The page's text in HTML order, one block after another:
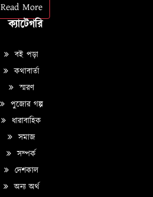
Read More
ক্যাটেগরি
বই পড়া
কথাবার্তা
স্মরণ
পুজোর গল্প
ধারাবাহিক
সমাজ
সম্পর্ক
দেশকাল
অন্য অর্থ